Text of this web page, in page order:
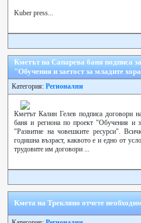
Kuber press...
Кметът на Сапарева баня подписа
"Обучения и заетост за младите
Категория: Регионални
Кметът Калин Гелев подписа договори
баня и региона по проект "Обучения и
"Развитие на човешките ресурси".
годишна възраст, каквото е и едно от
трудовите им договори ...
Кмета на Трекляно отчете